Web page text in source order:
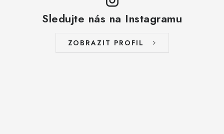
Sledujte nás na Instagramu
ZOBRAZIT PROFIL